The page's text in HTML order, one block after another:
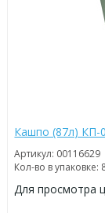
Кашпо (87л) КП-
Артикул: 00116629
Кол-во в упаковке:
Для просмотра